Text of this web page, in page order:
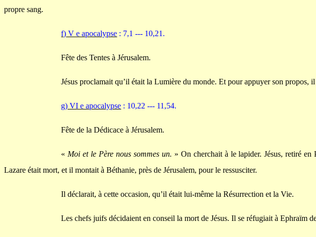
propre sang.
f) V e apocalypse : 7,1 --- 10,21.
Fête des Tentes à Jérusalem.
Jésus proclamait qu’il était la Lumière du monde. Et pour appuyer son propos,
g) VI e apocalypse : 10,22 --- 11,54.
Fête de la Dédicace à Jérusalem.
«Moi et le Père nous sommes un. » On cherchait à le lapider. Jésus, retiré en
Lazare était mort, et il montait à Béthanie, près de Jérusalem, pour le ressusciter.
Il déclarait, à cette occasion, qu’il était lui-même la Résurrection et la Vie.
Les chefs juifs décidaient en conseil la mort de Jésus. Il se réfugiait à Ephraïm